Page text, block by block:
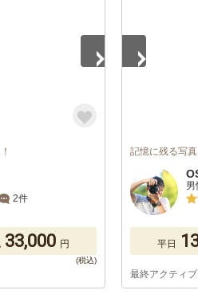
2件
33,000 円
記憶に残る写
平日
最終アクティ